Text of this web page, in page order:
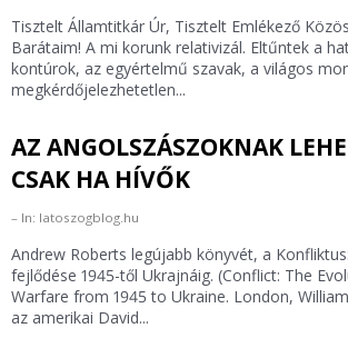
Tisztelt Államtitkár Úr, Tisztelt Emlékező
Barátaim! A mi korunk relativizál. Eltűntek a
kontúrok, az egyértelmű szavak, a világos
megkérdőjelezhetetlen...
AZ ANGOLSZÁSZOKNAK
CSAK HA HÍVŐK
In: latoszogblog.hu
Andrew Roberts legújabb könyvét, a
fejlődése 1945-től Ukrajnáig. (Conflict: The
Warfare from 1945 to Ukraine. London,
az amerikai David...